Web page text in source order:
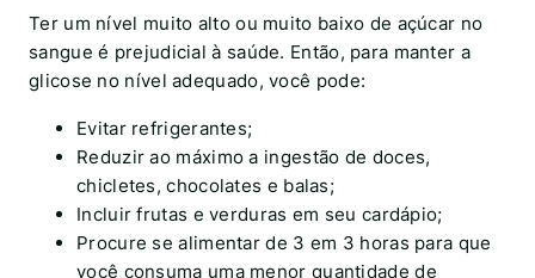
Ter um nível muito alto ou muito baixo de açúcar no
sangue é prejudicial à saúde. Então, para manter a
glicose no nível adequado, você pode:
Evitar refrigerantes;
Reduzir ao máximo a ingestão de doces,
chicletes, chocolates e balas;
Incluir frutas e verduras em seu cardápio;
Procure se alimentar de 3 em 3 horas para que
você consuma uma menor quantidade de